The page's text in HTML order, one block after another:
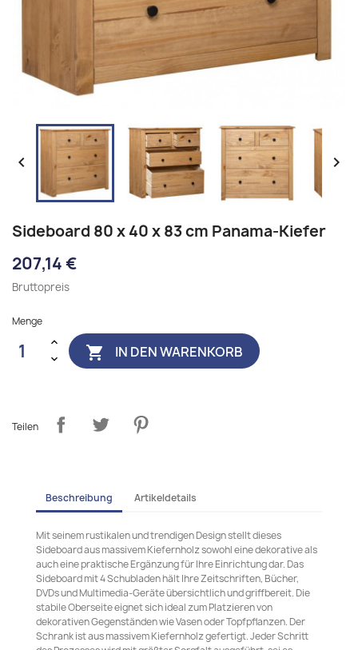
 
Sideboard 80 x 40 x 83 cm Panama-Kiefer
207,14 €
Bruttopreis
Menge
 IN DEN WARENKORB
Teilen
Beschreibung Artikeldetails
Mit seinem rustikalen und trendigen Design stellt dieses
Sideboard aus massivem Kiefernholz sowohl eine dekorative als
auch eine praktische Ergänzung für Ihre Einrichtung dar. Das
Sideboard mit 4 Schubladen hält Ihre Zeitschriften, Bücher,
DVDs und Multimedia-Geräte übersichtlich und griffbereit. Die
stabile Oberseite eignet sich ideal zum Platzieren von
dekorativen Gegenständen wie Vasen oder Topfpflanzen. Der
Schrank ist aus massivem Kiefernholz gefertigt. Jeder Schritt